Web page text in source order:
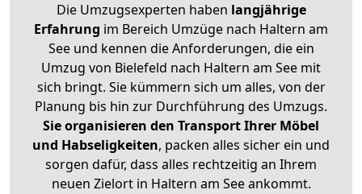
Die Umzugsexperten haben langjährige
Erfahrung im Bereich Umzüge nach Haltern am
See und kennen die Anforderungen, die ein
Umzug von Bielefeld nach Haltern am See mit
sich bringt. Sie kümmern sich um alles, von der
Planung bis hin zur Durchführung des Umzugs.
Sie organisieren den Transport Ihrer Möbel
und Habseligkeiten, packen alles sicher ein und
sorgen dafür, dass alles rechtzeitig an Ihrem
neuen Zielort in Haltern am See ankommt.